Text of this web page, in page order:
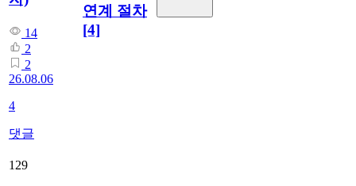
14
2
2
26.08.06
4
댓글
연계 절차
[4]
129